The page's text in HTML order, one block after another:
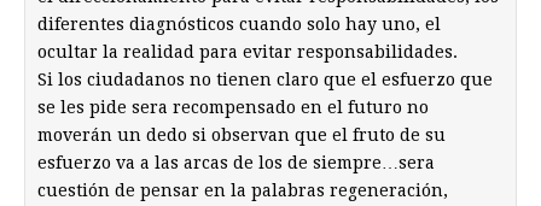
diferentes diagnósticos cuando solo hay uno, el
ocultar la realidad para evitar responsabilidades.
Si los ciudadanos no tienen claro que el esfuerzo que
se les pide sera recompensado en el futuro no
moverán un dedo si observan que el fruto de su
esfuerzo va a las arcas de los de siempre…sera
cuestión de pensar en la palabras regeneración,